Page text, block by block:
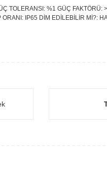
TOLERANSI: %1 GÜÇ FAKTÖRÜ:
IP65 DİM EDİLEBİLİR Mİ?: